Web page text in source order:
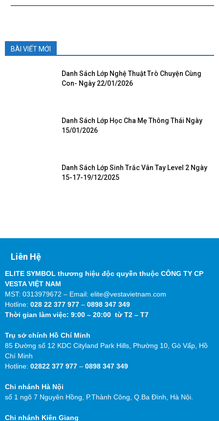
BÀI VIẾT MỚI
Danh Sách Lớp Nghệ Thuật Trò Chuyện Cùng
Con- Ngày 22/01/2026
Danh Sách Lớp Học Cha Mẹ Thông Thái Ngày
15/01/2026
Danh Sách Lớp Sinh Trắc Vân Tay Level 2 Ngày
15-17-19/12/2025
Liên Hệ
ELITE SYMBOL thương hiệu độc quyền thuộc CÔNG TY CP
VESTA VIỆT NAM
MST: 0313979672 – Email: elite@vestavietnam.com
Hotline: 028 22 377 977 – 0898 347 349
Thời gian làm việc: 9:00 – 20:00 từ T2 – T7
Trụ sở chính Hồ Chí Minh
85 Đường số 12 KDC Cityland Park Hills, Phường 10, Gò Vấp, Hồ
Chí Minh
Hotline: 02822 377 977 – 0898 347 349
Chi nhánh Hà Nội
số 1 ngõ 7 Nguyên Hồng, P.Thành Công, Q.Ba Đình, Hà Nội.
Chi nhánh Kiên Giang